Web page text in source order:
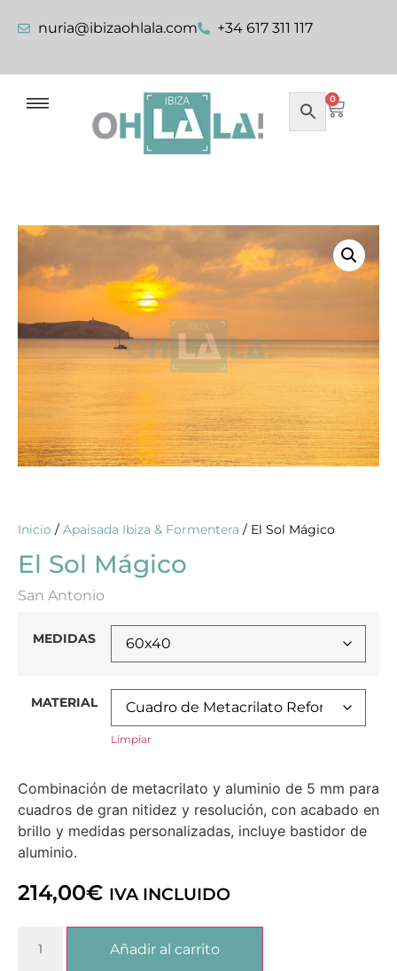
nuria@ibizaohlala.com +34 617 311 117
0
Inicio / Apaisada Ibiza & Formentera / El Sol Mágico
El Sol Mágico
San Antonio
MEDIDAS
MATERIAL
Limpiar
Combinación de metacrilato y aluminio de 5 mm para
cuadros de gran nitidez y resolución, con acabado en
brillo y medidas personalizadas, incluye bastidor de
aluminio.
214,00€ IVA INCLUIDO
Añadir al carrito